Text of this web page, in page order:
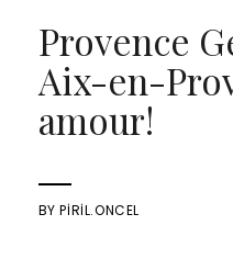
Provence
Aix-en-
amour!
BYPIRIL.ONCEL